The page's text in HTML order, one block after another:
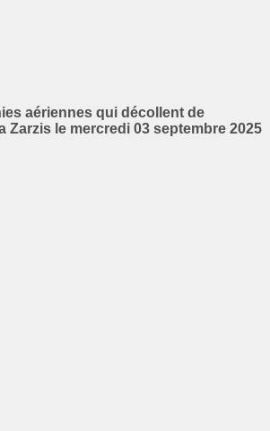
aériennes qui décollent de
Zarzis le mercredi 03 septembre 2025